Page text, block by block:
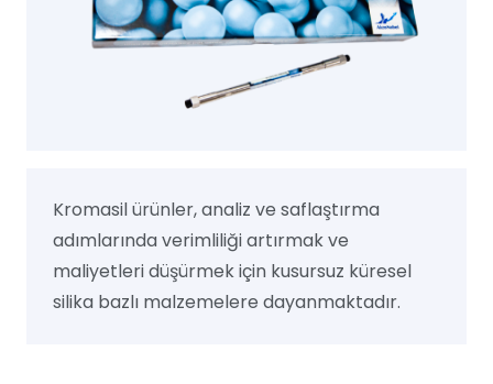
Kromasil ürünler, analiz ve saflaştırma
adımlarında verimliliği artırmak ve
maliyetleri düşürmek için kusursuz küresel
silika bazlı malzemelere dayanmaktadır.